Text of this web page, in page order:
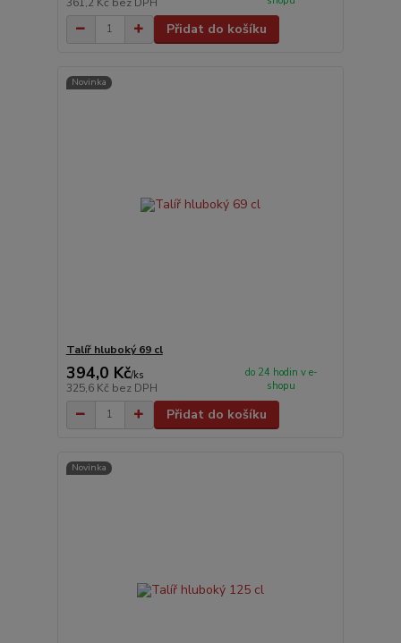
Přidat do košíku
Novinka
Talíř hluboký 69 cl
394,0 Kč/ks
325,6 Kč bez DPH
do 24 hodin v e-
shopu
Přidat do košíku
Novinka